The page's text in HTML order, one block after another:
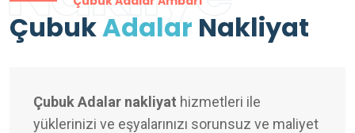
ÇubukAdalar Nakliyat
Çubuk Adalar nakliyat hizmetleri ile
yüklerinizi ve eşyalarınızı sorunsuz ve maliyet